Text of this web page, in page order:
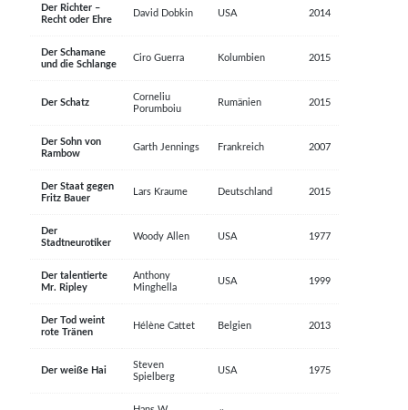
Der Richter –
Recht oder Ehre
David Dobkin USA 2014
Der Schamane
und die Schlange
Ciro Guerra Kolumbien 2015
Der Schatz
Corneliu
Porumboiu
Rumänien 2015
Der Sohn von
Rambow
Garth Jennings Frankreich 2007
Der Staat gegen
Fritz Bauer
Lars Kraume Deutschland 2015
Der
Stadtneurotiker
Woody Allen USA 1977
Der talentierte
Mr. Ripley
Anthony
Minghella
USA 1999
Der Tod weint
rote Tränen
Hélène Cattet Belgien 2013
Der weiße Hai
Steven
Spielberg
USA 1975